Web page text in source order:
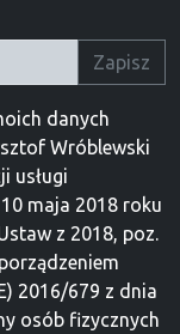
Zapisz
danych
Wróblewski
usługi
maja 2018 roku
z 2018, poz.
2016/679 z dnia
osób fizycznych